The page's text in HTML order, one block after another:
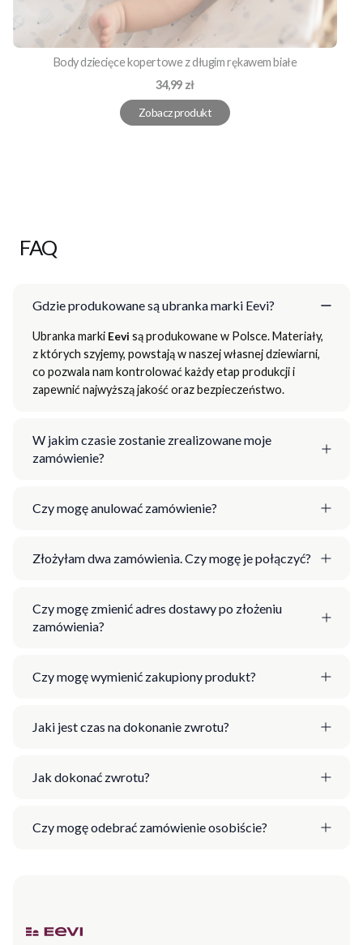
Body dziecięce kopertowe z długim rękawem białe
Cena
34,99 zł
Zobacz produkt
FAQ
Gdzie produkowane są ubranka marki Eevi?
Ubranka marki Eevi są produkowane w Polsce. Materiały,
z których szyjemy, powstają w naszej własnej dziewiarni,
co pozwala nam kontrolować każdy etap produkcji i
zapewnić najwyższą jakość oraz bezpieczeństwo.
W jakim czasie zostanie zrealizowane moje
zamówienie?
Czy mogę anulować zamówienie?
Złożyłam dwa zamówienia. Czy mogę je połączyć?
Czy mogę zmienić adres dostawy po złożeniu
zamówienia?
Czy mogę wymienić zakupiony produkt?
Jaki jest czas na dokonanie zwrotu?
Jak dokonać zwrotu?
Czy mogę odebrać zamówienie osobiście?